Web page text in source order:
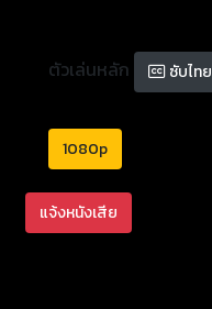
ตัวเล่นหลัก ซับไทย
1080p
แจ้งหนังเสีย